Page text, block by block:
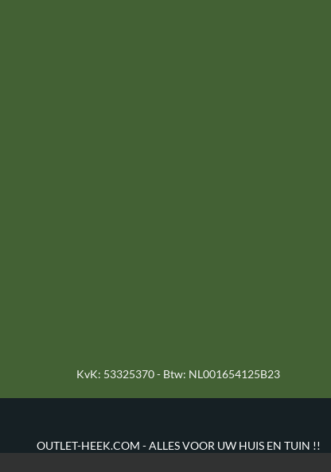
KvK: 53325370 - Btw: NL001654125B23
OUTLET-HEEK.COM - ALLES VOOR UW HUIS EN TUIN !!